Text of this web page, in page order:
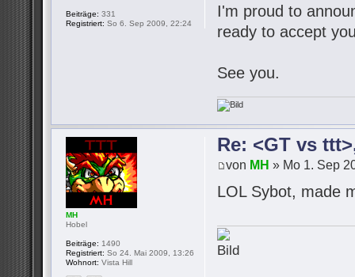
I'm proud to
ready to accept
See you.
Beiträge: 331
Registriert: So 6. Sep 2009, 22:24
Re: <GT vs
von MH » Mo 1. Sep
LOL Sybot, made
MH
Hobel
Beiträge: 1490
Registriert: So 24. Mai 2009, 13:26
Wohnort: Vista Hill